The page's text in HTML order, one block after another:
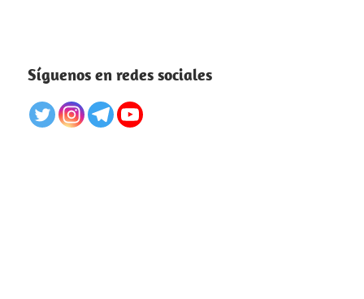
Síguenos en redes sociales